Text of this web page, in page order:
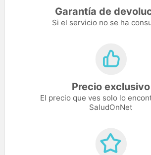
Garantía de
Si el servicio no se ha
Precio exclusivo
El precio que ves solo lo
SaludOnNet